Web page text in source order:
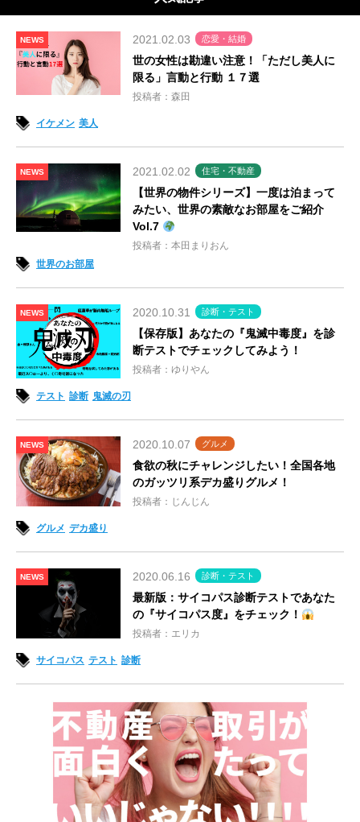
NEWS 2021.02.03 恋愛・結婚
世の女性は勘違い注意！「ただし美人に
限る」言動と行動 １７選
投稿者：森田
イケメン 美人
NEWS 2021.02.02 住宅・不動産
【世界の物件シリーズ】一度は泊まって
みたい、世界の素敵なお部屋をご紹介
Vol.7
投稿者：本田まりおん
世界のお部屋
NEWS 2020.10.31 診断・テスト
【保存版】あなたの『鬼滅中毒度』を診
断テストでチェックしてみよう！
投稿者：ゆりやん
テスト 診断 鬼滅の刃
NEWS 2020.10.07 グルメ
食欲の秋にチャレンジしたい！全国各地
のガッツリ系デカ盛りグルメ！
投稿者：じんじん
グルメ デカ盛り
NEWS 2020.06.16 診断・テスト
最新版：サイコパス診断テストであなた
の『サイコパス度』をチェック！
投稿者：エリカ
サイコパス テスト 診断